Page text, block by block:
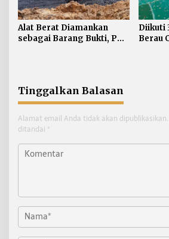
Alat Berat Diamankan
sebagai Barang Bukti, PT
Diikuti
Berau
Tinggalkan Balasan
Alamat email Anda tidak akan dipublikasikan.
ditandai *